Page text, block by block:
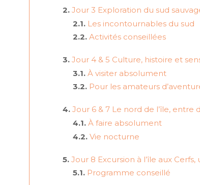
Jour 3 Exploration du sud
Les incontournables du sud
Activités conseillées
Jour 4 & 5 Culture, histoire et
À visiter absolument
Pour les amateurs
Jour 6 & 7 Le nord de l’île,
À faire absolument
Vie nocturne
Jour 8 Excursion à l’île aux
Programme conseillé